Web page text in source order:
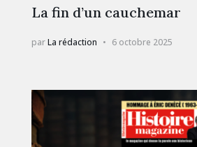
La fin d’un cauchemar
parLa rédaction 6 octobre 2025